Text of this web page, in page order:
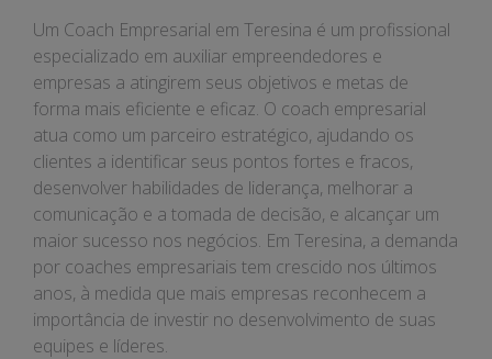
Um Coach Empresarial em Teresina é um profissional
especializado em auxiliar empreendedores e
empresas a atingirem seus objetivos e metas de
forma mais eficiente e eficaz. O coach empresarial
atua como um parceiro estratégico, ajudando os
clientes a identificar seus pontos fortes e fracos,
desenvolver habilidades de liderança, melhorar a
comunicação e a tomada de decisão, e alcançar um
maior sucesso nos negócios. Em Teresina, a demanda
por coaches empresariais tem crescido nos últimos
anos, à medida que mais empresas reconhecem a
importância de investir no desenvolvimento de suas
equipes e líderes.